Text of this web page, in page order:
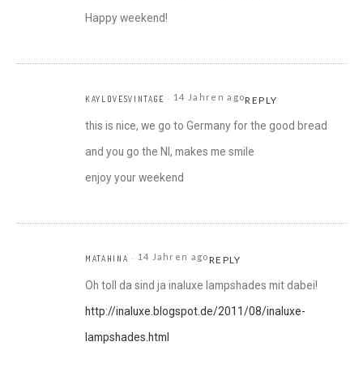
Happy weekend!
KAYLOVESVINTAGE 14 Jahren agoREPLY
this is nice, we go to Germany for the good bread
and you go the Nl, makes me smile
enjoy your weekend
MATAHINA 14 Jahren agoREPLY
Oh toll da sind ja inaluxe lampshades mit dabei!
http://inaluxe.blogspot.de/2011/08/inaluxe-
lampshades.html